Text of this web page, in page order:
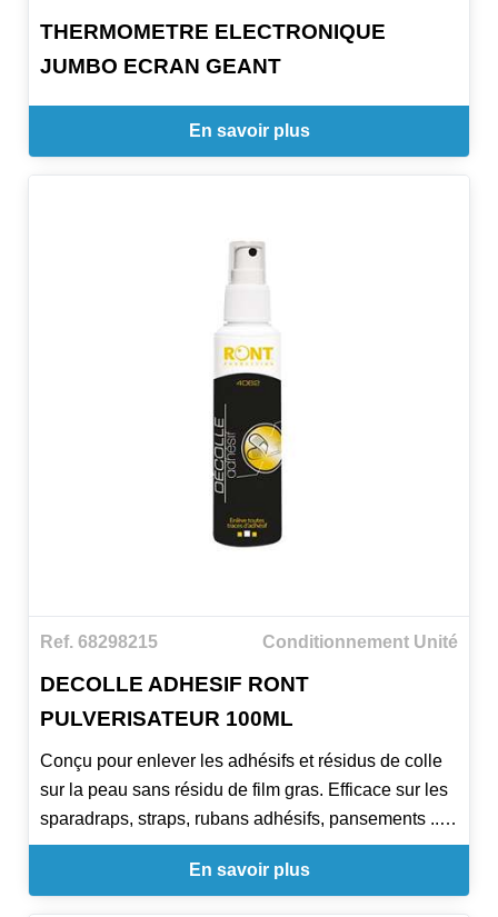
THERMOMETRE ELECTRONIQUE
JUMBO ECRAN GEANT
En savoir plus
Ref. 68298215 Conditionnement Unité
DECOLLE ADHESIF RONT
PULVERISATEUR 100ML
Conçu pour enlever les adhésifs et résidus de colle
sur la peau sans résidu de film gras. Efficace sur les
sparadraps, straps, rubans adhésifs, pansements ...
Son pulvérisateur permet une utilisation facile et
En savoir plus